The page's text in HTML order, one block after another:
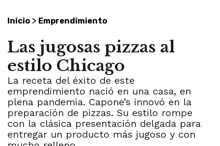
Inicio > Emprendimiento
Las jugosas pizzas al
estilo Chicago
La receta del éxito de este
emprendimiento nació en una casa, en
plena pandemia. Capone’s innovó en la
preparación de pizzas. Su estilo rompe
con la clásica presentación delgada para
entregar un producto más jugoso y con